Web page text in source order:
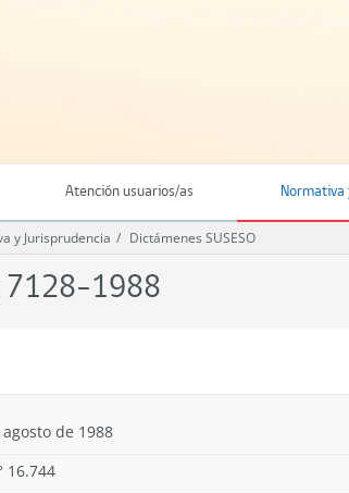
Atención usuarios/as Normativa
y Jurisprudencia Dictámenes SUSESO
7128-1988
de 1988
16.744